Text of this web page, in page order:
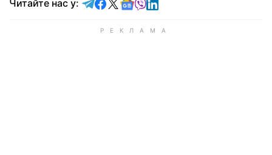
Читайте нас у: Читайте у Telegram
Читайте у Facebook
Читайте у X
Читайте у Google news
Читайте у Viber
Читайте у LinkedIn